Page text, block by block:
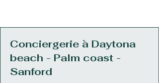
Conciergerie à Daytona
beach - Palm coast -
Sanford